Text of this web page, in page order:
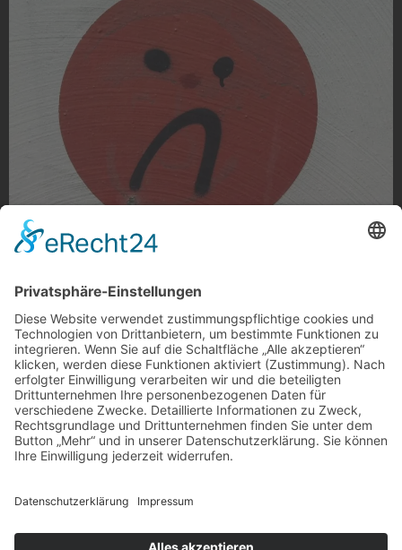
Trauerkloß
Trauerkloß auf der Odenkirchener Straße
Foto: Detlef Determeyer